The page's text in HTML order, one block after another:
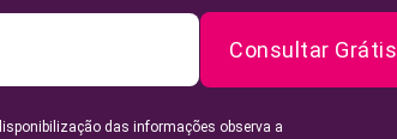
Consultar Grátis
das informações observa a